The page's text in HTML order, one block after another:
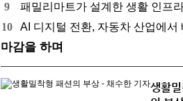
9
패밀리마트가 설계한 생활 인프라의 새로
10
AI 디지털 전환, 자동차 산업에서
마감을 하며
생활